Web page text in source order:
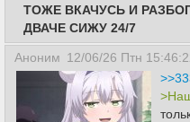
ТОЖЕ ВКАЧУСЬ И
ДВАЧЕ СИЖУ 24/7
Аноним 12/06/26 Птн